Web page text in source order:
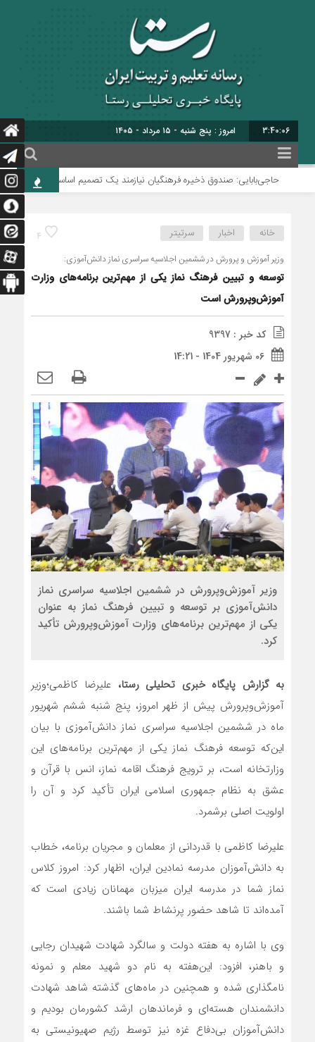
3:40:07 امروز : پنج شنبه - ۱۵ مرداد - ۱۴۰۵
حاجی‌بابایی: صندوق ذخیره فرهنگیان نیازمند یک تصمیم اساسی و دائمی است
4 خانه اخبار سرتیتر
وزیر آموزش و پرورش در ششمین اجلاسیه سراسری نماز دانش‌آموزی:
توسعه و تبیین فرهنگ نماز یکی از مهم‌ترین برنامه‌های وزارت
آموزش‌وپرورش است
کد خبر : 9397
06 شهریور 1404 - 14:21
وزیر آموزش‌وپرورش در ششمین اجلاسیه سراسری نماز
دانش‌آموزی بر توسعه و تبیین فرهنگ نماز به عنوان
یکی از مهم‌ترین برنامه‌های وزارت آموزش‌وپرورش تأکید
کرد.
به گزارش پایگاه خبری تحلیلی رستا، علیرضا کاظمی؛وزیر
آموزش‌وپرورش پیش از ظهر امروز، پنج شنبه ششم شهریور
ماه در ششمین اجلاسیه سراسری نماز دانش‌آموزی با بیان
این‌که توسعه فرهنگ نماز یکی از مهم‌ترین برنامه‌های این
وزارتخانه است، بر ترویج فرهنگ اقامه نماز، انس با قرآن و
عشق به نظام جمهوری اسلامی ایران تأکید کرد و آن را
اولویت اصلی برشمرد.
علیرضا کاظمی با قدردانی از معلمان و مجریان برنامه، خطاب
به دانش‌آموزان مدرسه نمادین ایران، اظهار کرد: امروز کلاس
نماز شما در مدرسه ایران میزبان مهمانان زیادی است که
آمده‌اند تا شاهد حضور پرنشاط شما باشند.
وی با اشاره به هفته دولت و سالگرد شهادت شهیدان رجایی
و باهنر، افزود: این‌هفته به نام دو شهید معلم و نمونه
نامگذاری شده و همچنین در ماه‌های گذشته شاهد شهادت
دانشمندان هسته‌ای و فرماندهان ارشد کشورمان بودیم و
دانش‌آموزان بی‌دفاع غزه نیز توسط رژیم صهیونیستی به